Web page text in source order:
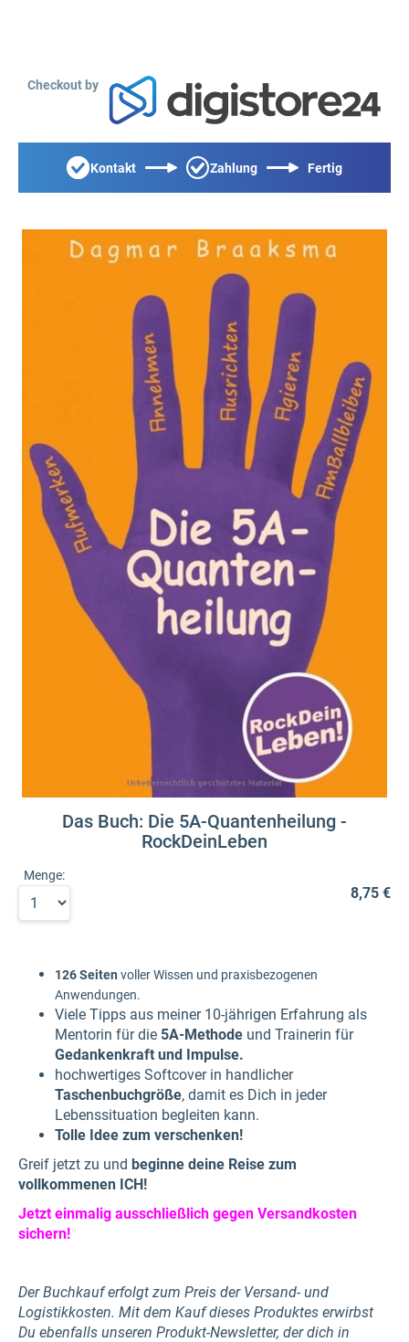
Checkout by
Kontakt Zahlung Fertig
Das Buch: Die 5A-Quantenheilung -
RockDeinLeben
Menge:
8,75 €
126 Seiten voller Wissen und praxisbezogenen
Anwendungen.
Viele Tipps aus meiner 10-jährigen Erfahrung als
Mentorin für die 5A-Methode und Trainerin für
Gedankenkraft und Impulse.
hochwertiges Softcover in handlicher
Taschenbuchgröße, damit es Dich in jeder
Lebenssituation begleiten kann.
Tolle Idee zum verschenken!
Greif jetzt zu und beginne deine Reise zum
vollkommenen ICH!
Jetzt einmalig ausschließlich gegen Versandkosten
sichern!
Der Buchkauf erfolgt zum Preis der Versand- und
Logistikkosten. Mit dem Kauf dieses Produktes erwirbst
Du ebenfalls unseren Produkt-Newsletter, der dich in